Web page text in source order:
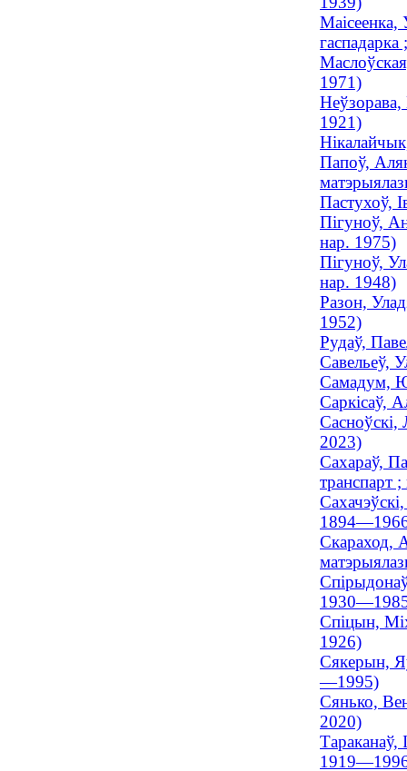
Маісеенка,
1971)
Неўзорава,
1921)
Папоў,
Пастухоў,
Пігуноў,
нар. 1975)
Пігуноў,
нар. 1948)
Разон,
1952)
Рудаў,
Савельеў,
Самадум,
Саркісаў,
Сасноўскі,
2023)
Сахараў,
транспарт
Скараход,
Спіцын,
1926)
Сякерын,
—1995)
Сянько,
2020)
Тараканаў,